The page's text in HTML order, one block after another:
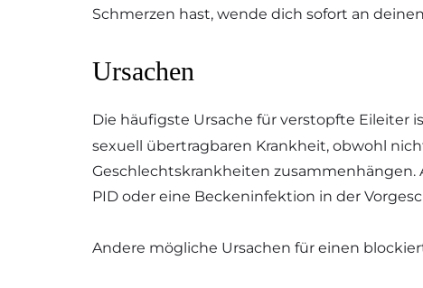
Schmerzen hast, wende dich sofort an
Ursachen
Die häufigste Ursache für verstopfte Eileiter
sexuell übertragbaren Krankheit, obwohl
Geschlechtskrankheiten
PID oder eine Beckeninfektion in der
Andere mögliche Ursachen für einen